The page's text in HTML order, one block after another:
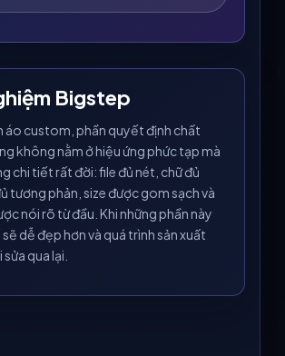
Bigstep
áo custom, phần quyết định chất
không nằm ở hiệu ứng phức tạp mà
chi tiết rất đời: file đủ nét, chữ đủ
tương phản, size được gom sạch và
nói rõ từ đầu. Khi những phần này
dễ đẹp hơn và quá trình sản xuất
qua lại.